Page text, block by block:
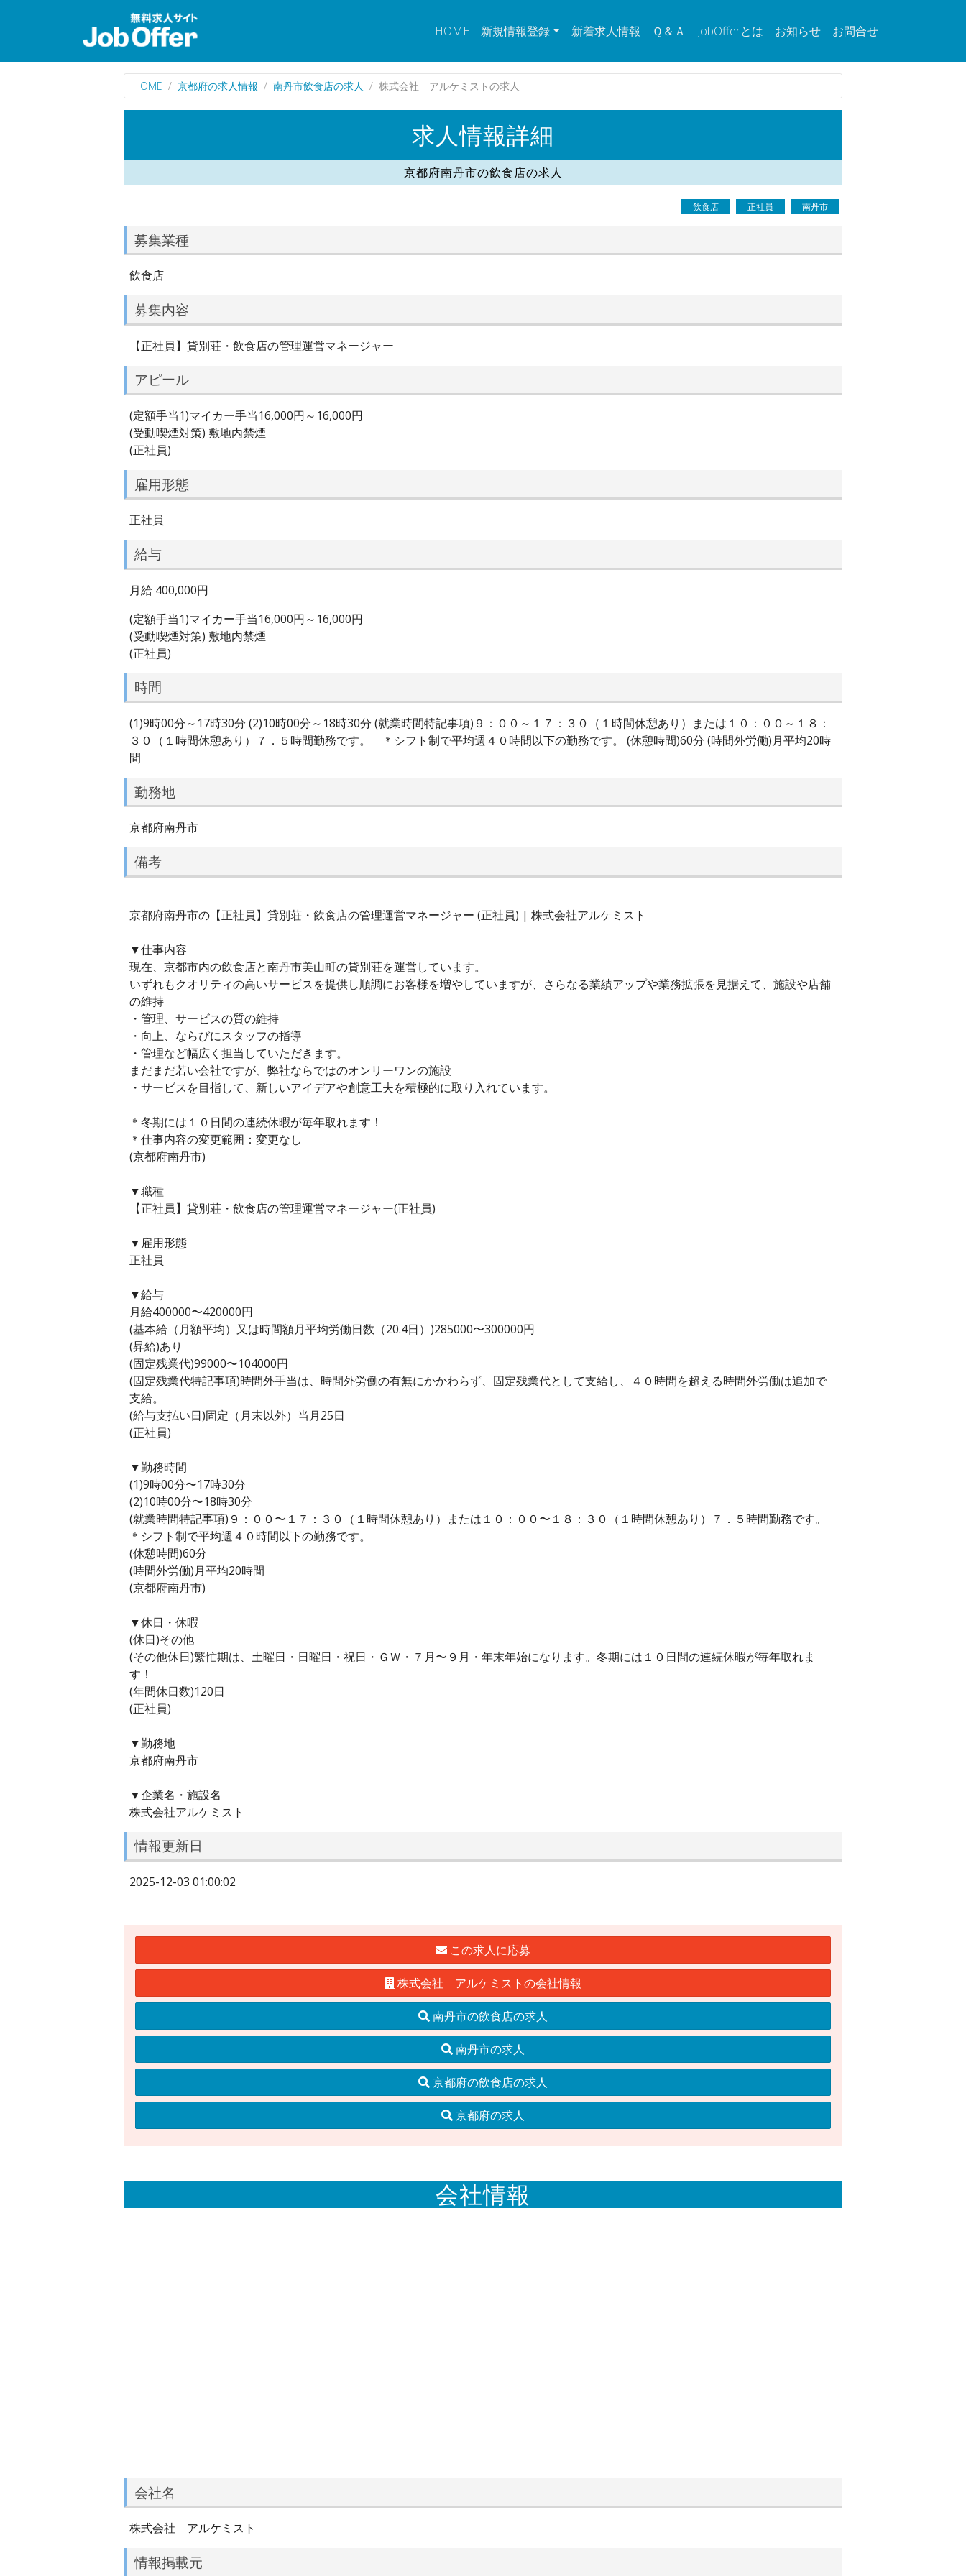
HOME 新規情報登録 新着求人情報 Ｑ＆Ａ JobOfferとは お知らせ お問合せ
HOME 京都府の求人情報 南丹市飲食店の求人 株式会社 アルケミストの求人
求人情報詳細
京都府南丹市の飲食店の求人
飲食店 正社員 南丹市
募集業種
飲食店
募集内容
【正社員】貸別荘・飲食店の管理運営マネージャー
アピール
(定額手当1)マイカー手当16,000円～16,000円
(受動喫煙対策) 敷地内禁煙
(正社員)
雇用形態
正社員
給与
月給 400,000円
(定額手当1)マイカー手当16,000円～16,000円
(受動喫煙対策) 敷地内禁煙
(正社員)
時間
(1)9時00分～17時30分 (2)10時00分～18時30分 (就業時間特記事項)９：００～１７：３０（１時間休憩あり）または１０：００～１８：
３０（１時間休憩あり）７．５時間勤務です。 ＊シフト制で平均週４０時間以下の勤務です。 (休憩時間)60分 (時間外労働)月平均20時
間
勤務地
京都府南丹市
備考
京都府南丹市の【正社員】貸別荘・飲食店の管理運営マネージャー (正社員) | 株式会社アルケミスト
▼仕事内容
現在、京都市内の飲食店と南丹市美山町の貸別荘を運営しています。
いずれもクオリティの高いサービスを提供し順調にお客様を増やしていますが、さらなる業績アップや業務拡張を見据えて、施設や店舗
の維持
・管理、サービスの質の維持
・向上、ならびにスタッフの指導
・管理など幅広く担当していただきます。
まだまだ若い会社ですが、弊社ならではのオンリーワンの施設
・サービスを目指して、新しいアイデアや創意工夫を積極的に取り入れています。
＊冬期には１０日間の連続休暇が毎年取れます！
＊仕事内容の変更範囲：変更なし
(京都府南丹市)
▼職種
【正社員】貸別荘・飲食店の管理運営マネージャー(正社員)
▼雇用形態
正社員
▼給与
月給400000〜420000円
(基本給（月額平均）又は時間額月平均労働日数（20.4日）)285000〜300000円
(昇給)あり
(固定残業代)99000〜104000円
(固定残業代特記事項)時間外手当は、時間外労働の有無にかかわらず、固定残業代として支給し、４０時間を超える時間外労働は追加で
支給。
(給与支払い日)固定（月末以外）当月25日
(正社員)
▼勤務時間
(1)9時00分〜17時30分
(2)10時00分〜18時30分
(就業時間特記事項)９：００〜１７：３０（１時間休憩あり）または１０：００〜１８：３０（１時間休憩あり）７．５時間勤務です。
＊シフト制で平均週４０時間以下の勤務です。
(休憩時間)60分
(時間外労働)月平均20時間
(京都府南丹市)
▼休日・休暇
(休日)その他
(その他休日)繁忙期は、土曜日・日曜日・祝日・ＧＷ・７月〜９月・年末年始になります。冬期には１０日間の連続休暇が毎年取れま
す！
(年間休日数)120日
(正社員)
▼勤務地
京都府南丹市
▼企業名・施設名
株式会社アルケミスト
情報更新日
2025-12-03 01:00:02
この求人に応募
株式会社 アルケミストの会社情報
南丹市の飲食店の求人
南丹市の求人
京都府の飲食店の求人
京都府の求人
会社情報
会社名
株式会社 アルケミスト
情報掲載元